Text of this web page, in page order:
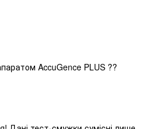
AccuGence PLUS ??